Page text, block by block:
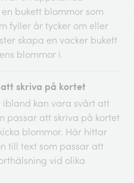
bukett blommor som
fyller år tycker om eller
skapa en vacker bukett
blommor i.
skriva på kortet
ibland kan vara svårt att
passar att skriva på kortet
blommor. Här hittar
till text som passar att
vid olika